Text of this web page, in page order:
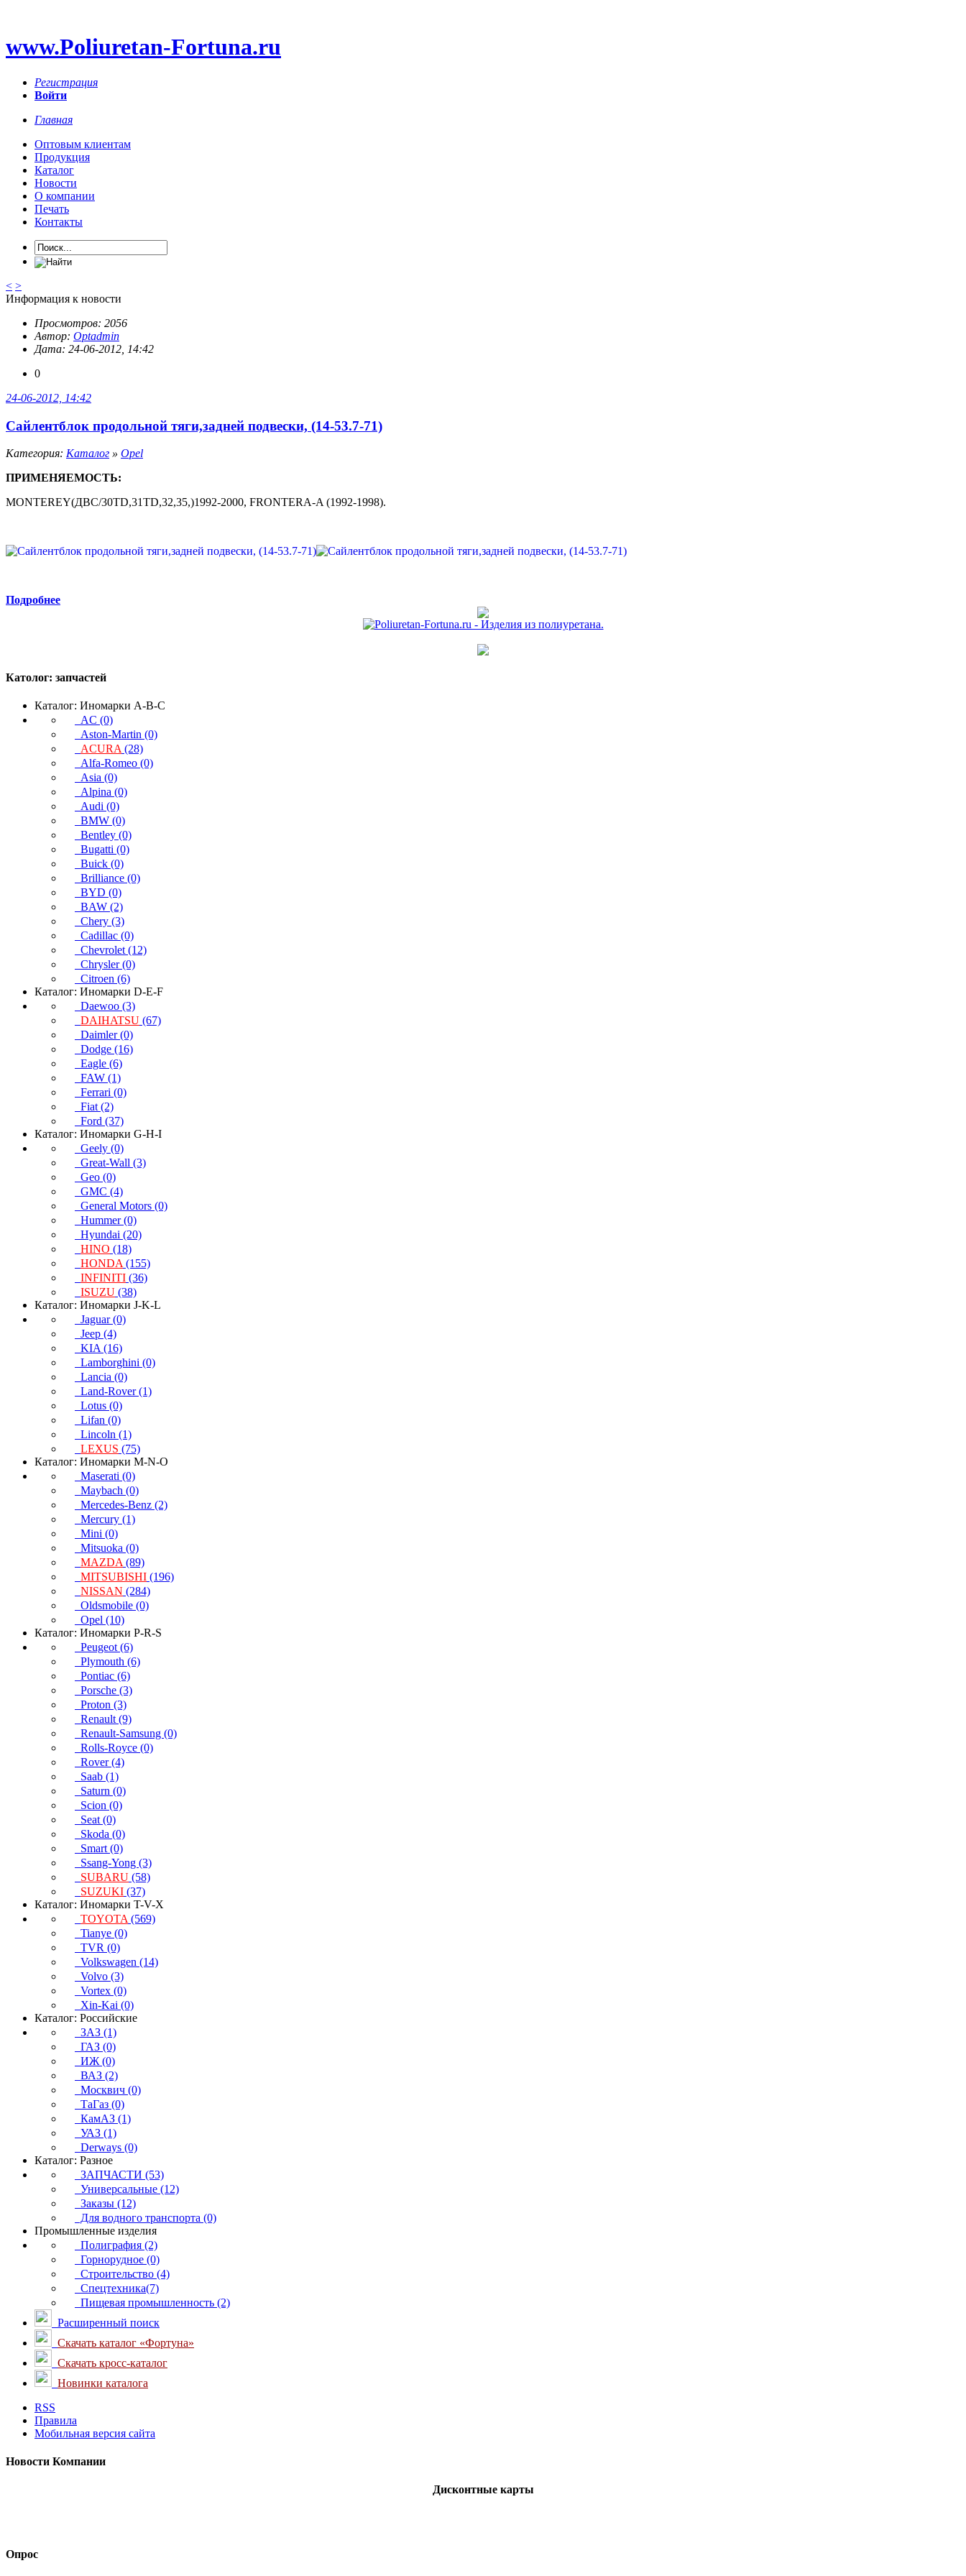
www.Poliuretan-Fortuna.ru
Регистрация
Войти
Главная
Оптовым клиентам
Продукция
Каталог
Новости
О компании
Печать
Контакты
< >
Информация к новости
Просмотров: 2056
Автор: Optadmin
Дата: 24-06-2012, 14:42
0
24-06-2012, 14:42
Сайлентблок продольной тяги,задней подвески, (14-53.7-71)
Категория: Каталог » Opel
ПРИМЕНЯЕМОСТЬ:
MONTEREY(ДВС/30TD,31TD,32,35,)1992-2000, FRONTERA-A (1992-1998).
Подробнее
Католог: запчастей
Каталог: Иномарки A-B-C
AC (0)
Aston-Martin (0)
ACURA (28)
Alfa-Romeo (0)
Asia (0)
Alpina (0)
Audi (0)
BMW (0)
Bentley (0)
Bugatti (0)
Buick (0)
Brilliance (0)
BYD (0)
BAW (2)
Chery (3)
Cadillac (0)
Chevrolet (12)
Chrysler (0)
Citroen (6)
Каталог: Иномарки D-E-F
Daewoo (3)
DAIHATSU (67)
Daimler (0)
Dodge (16)
Eagle (6)
FAW (1)
Ferrari (0)
Fiat (2)
Ford (37)
Каталог: Иномарки G-H-I
Geely (0)
Great-Wall (3)
Geo (0)
GMC (4)
General Motors (0)
Hummer (0)
Hyundai (20)
HINO (18)
HONDA (155)
INFINITI (36)
ISUZU (38)
Каталог: Иномарки J-K-L
Jaguar (0)
Jeep (4)
KIA (16)
Lamborghini (0)
Lancia (0)
Land-Rover (1)
Lotus (0)
Lifan (0)
Lincoln (1)
LEXUS (75)
Каталог: Иномарки M-N-O
Maserati (0)
Maybach (0)
Mercedes-Benz (2)
Mercury (1)
Mini (0)
Mitsuoka (0)
MAZDA (89)
MITSUBISHI (196)
NISSAN (284)
Oldsmobile (0)
Opel (10)
Каталог: Иномарки P-R-S
Peugeot (6)
Plymouth (6)
Pontiac (6)
Porsche (3)
Proton (3)
Renault (9)
Renault-Samsung (0)
Rolls-Royce (0)
Rover (4)
Saab (1)
Saturn (0)
Scion (0)
Seat (0)
Skoda (0)
Smart (0)
Ssang-Yong (3)
SUBARU (58)
SUZUKI (37)
Каталог: Иномарки T-V-X
TOYOTA (569)
Tianye (0)
TVR (0)
Volkswagen (14)
Volvo (3)
Vortex (0)
Xin-Kai (0)
Каталог: Российские
ЗАЗ (1)
ГАЗ (0)
ИЖ (0)
ВАЗ (2)
Москвич (0)
ТаГаз (0)
КамАЗ (1)
УАЗ (1)
Derways (0)
Каталог: Разное
ЗАПЧАСТИ (53)
Универсальные (12)
Заказы (12)
Для водного транспорта (0)
Промышленные изделия
Полиграфия (2)
Горнорудное (0)
Строительство (4)
Спецтехника(7)
Пищевая промышленность (2)
Расширенный поиск
Скачать каталог «Фортуна»
Скачать кросс-каталог
Новинки каталога
RSS
Правила
Мобильная версия сайта
Новости Компании
Дисконтные карты
Опрос